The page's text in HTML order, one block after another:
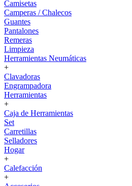
Camisetas
Camperas / Chalecos
Guantes
Pantalones
Remeras
Limpieza
Herramientas Neumáticas
+
Clavadoras
Engrampadora
Herramientas
+
Caja de Herramientas
Set
Carretillas
Selladores
Hogar
+
Calefacción
+